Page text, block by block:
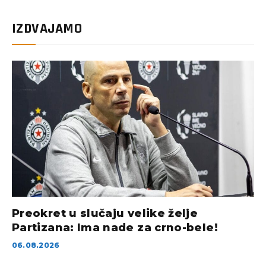
IZDVAJAMO
Preokret u slučaju velike želje
Partizana: Ima nade za crno-bele!
06.08.2026